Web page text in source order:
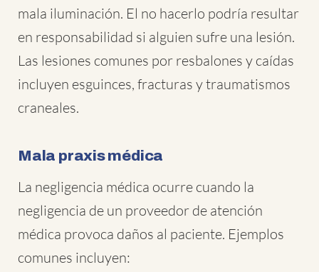
mala iluminación. El no hacerlo podría resultar
en responsabilidad si alguien sufre una lesión.
Las lesiones comunes por resbalones y caídas
incluyen esguinces, fracturas y traumatismos
craneales.
Mala praxis médica
La negligencia médica ocurre cuando la
negligencia de un proveedor de atención
médica provoca daños al paciente. Ejemplos
comunes incluyen: